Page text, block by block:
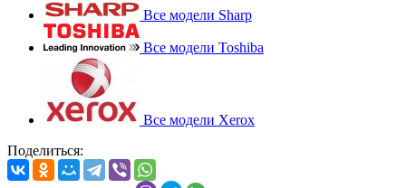
Все модели Sharp
Все модели Toshiba
Все модели Xerox
Поделиться: